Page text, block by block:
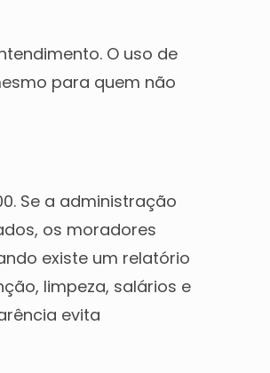
O uso de
para quem não
Se a administração
os moradores
existe um relatório
limpeza, salários e
evita